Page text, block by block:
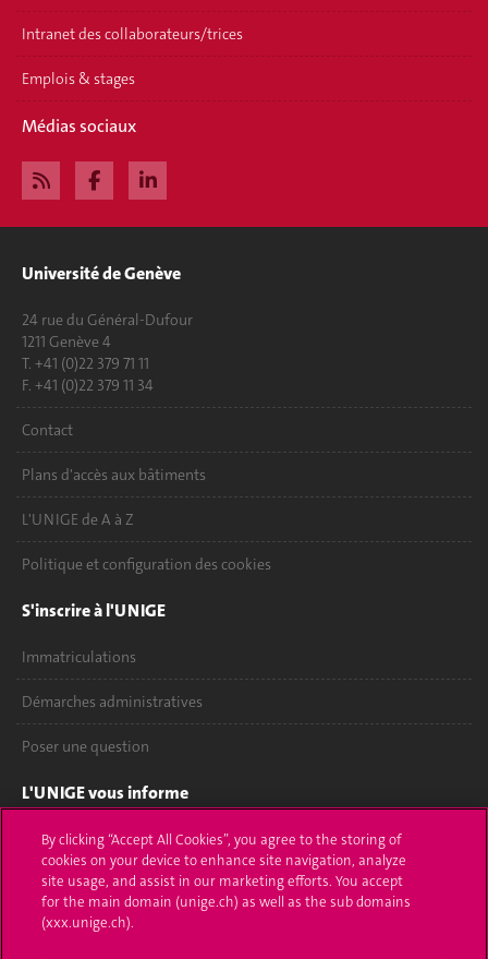
Intranet des collaborateurs/trices
Emplois & stages
Médias sociaux
Université de Genève
24 rue du Général-Dufour
1211 Genève 4
T. +41 (0)22 379 71 11
F. +41 (0)22 379 11 34
Contact
Plans d'accès aux bâtiments
L'UNIGE de A à Z
Politique et configuration des cookies
S'inscrire à l'UNIGE
Immatriculations
Démarches administratives
Poser une question
L'UNIGE vous informe
UNIGE Mobile
Médias
Offres d'emploi
By clicking “Accept All Cookies”, you agree to the storing of
cookies on your device to enhance site navigation, analyze
site usage, and assist in our marketing efforts. You accept
for the main domain (unige.ch) as well as the sub domains
(xxx.unige.ch).